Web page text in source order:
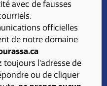
enrichissante dans le
avec de fausses
officielles
de notre domaine
toujours l’adresse de
ou de cliquer